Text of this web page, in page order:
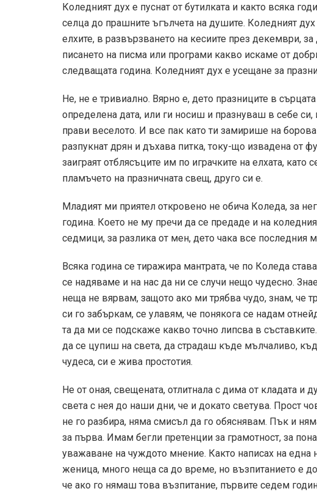
Коледният дух е пуснат от бутилката и както всяка
селца до прашните ъгълчета на душите. Коледният
елхите, в развързването на кесиите през декември,
писането на писма или програми какво искаме от
следващата година. Коледният дух е усещане за
Не, не е тривиално. Вярно е, дето празниците в
определена дата, или ги носиш и празнуваш в себе
прави веселото. И все пак като ти замирише на
разпукнат дрян и дъхава питка, току-що извадена от
заиграят отблясъците им по играчките на елхата, като
пламъчето на празничната свещ, друго си е.
Младият ми приятел откровено не обича Коледа, за
година. Което не му пречи да се предаде и на
седмици, за разлика от мен, дето чака все последния
Всяка година се тиражира мантрата, че по Коледа
се надяваме и на нас да ни се случи нещо чудесно.
неща не вярвам, защото ако ми трябва чудо, знам, че
си го забъркам, се улавям, че понякога се надам
та да ми се подскаже какво точно липсва в
да се цупиш на света, да страдаш къде мълчаливо,
чудеса, си е жива простотия.
Не от оная, свещената, отлитнала с дима от кладата и
света с нея до наши дни, че и докато светува. Прост
не го разбира, няма смисъл да го обяснявам. Пък и
за първа. Имам бегли претенции за грамотност, за
уважаване на чуждото мнение. Както написах на
женица, много неща са до време, но възпитанието е до
че ако го нямаш това възпитание, първите седем